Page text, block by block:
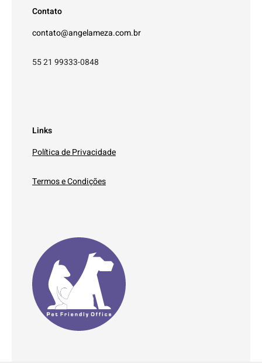
Contato
contato@angelameza.com.br
55 21 99333-0848
Links
Política de Privacidade
Termos e Condições